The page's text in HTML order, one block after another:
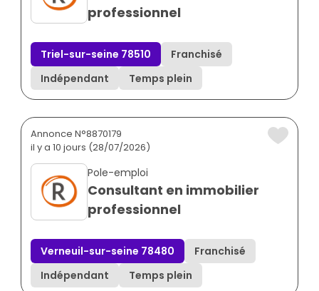
professionnel
Triel-sur-seine 78510
Franchisé
Indépendant
Temps plein
Annonce N°8870179
il y a 10 jours (28/07/2026)
Pole-emploi
Consultant en immobilier
professionnel
Verneuil-sur-seine 78480
Franchisé
Indépendant
Temps plein